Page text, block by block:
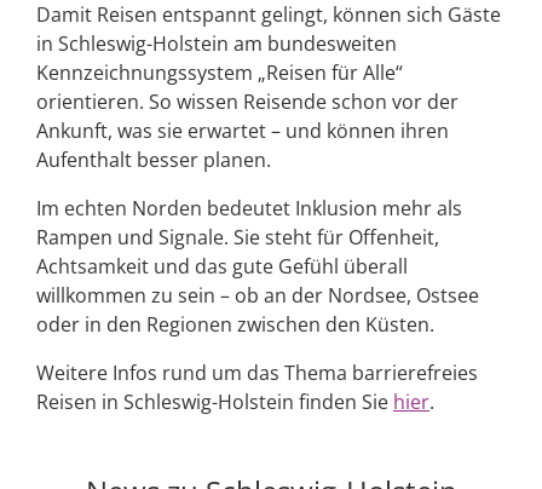
Damit Reisen entspannt gelingt, können sich Gäste
in Schleswig-Holstein am bundesweiten
Kennzeichnungssystem „Reisen für Alle“
orientieren. So wissen Reisende schon vor der
Ankunft, was sie erwartet – und können ihren
Aufenthalt besser planen.
Im echten Norden bedeutet Inklusion mehr als
Rampen und Signale. Sie steht für Offenheit,
Achtsamkeit und das gute Gefühl überall
willkommen zu sein – ob an der Nordsee, Ostsee
oder in den Regionen zwischen den Küsten.
Weitere Infos rund um das Thema barrierefreies
Reisen in Schleswig-Holstein finden Sie hier.